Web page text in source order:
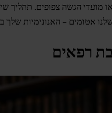
מועדי הגשה צפופים. תהליך
אטומים – האנונימיות שלך
רפאים